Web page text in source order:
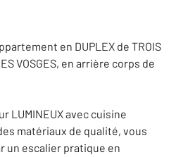
en DUPLEX de TROIS
VOSGES, en arrière corps de
LUMINEUX avec cuisine
matériaux de qualité, vous
un escalier pratique en